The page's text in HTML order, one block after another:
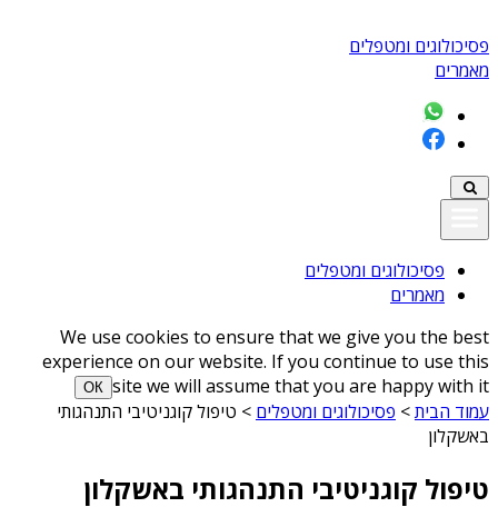
פסיכולוגים ומטפלים
מאמרים
פסיכולוגים ומטפלים
מאמרים
We use cookies to ensure that we give you the best
experience on our website. If you continue to use this
site we will assume that you are happy with it
ОК
עמוד הבית> פסיכולוגים ומטפלים > טיפול קוגניטיבי התנהגותי
באשקלון
טיפול קוגניטיבי התנהגותי באשקלון